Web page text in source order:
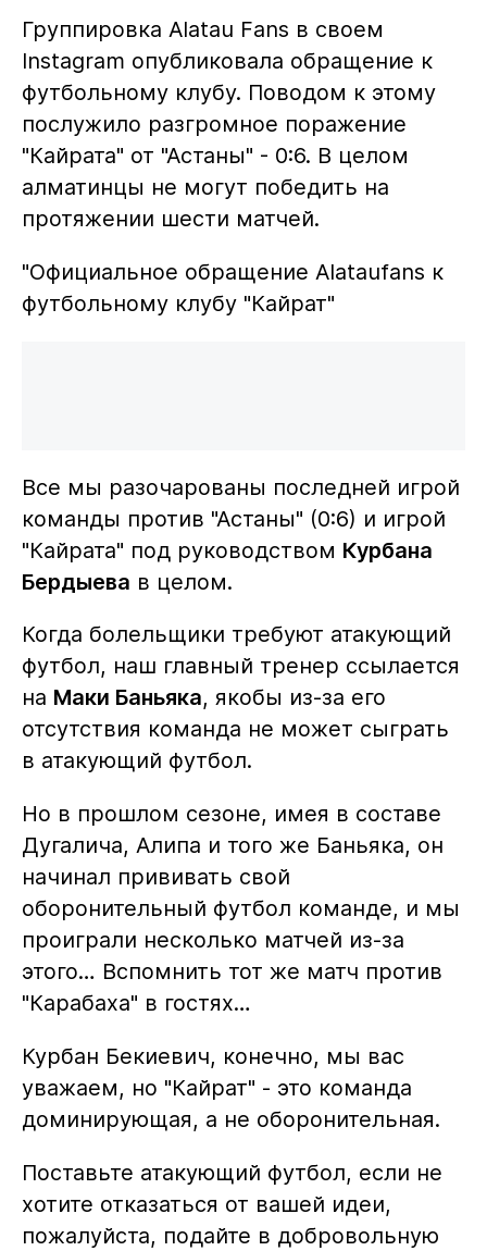
Группировка Alatau Fans в своем
Instagram опубликовала обращение к
футбольному клубу. Поводом к этому
послужило разгромное поражение
"Кайрата" от "Астаны" - 0:6. В целом
алматинцы не могут победить на
протяжении шести матчей.
"Официальное обращение Alataufans к
футбольному клубу "Кайрат"
Все мы разочарованы последней игрой
команды против "Астаны" (0:6) и игрой
"Кайрата" под руководством Курбана
Бердыева в целом.
Когда болельщики требуют атакующий
футбол, наш главный тренер ссылается
на Маки Баньяка, якобы из-за его
отсутствия команда не может сыграть
в атакующий футбол.
Но в прошлом сезоне, имея в составе
Дугалича, Алипа и того же Баньяка, он
начинал прививать свой
оборонительный футбол команде, и мы
проиграли несколько матчей из-за
этого… Вспомнить тот же матч против
"Карабаха" в гостях…
Курбан Бекиевич, конечно, мы вас
уважаем, но "Кайрат" - это команда
доминирующая, а не оборонительная.
Поставьте атакующий футбол, если не
хотите отказаться от вашей идеи,
пожалуйста, подайте в добровольную